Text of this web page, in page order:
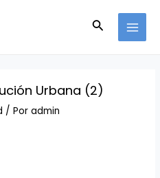
Buscar
Urbana (2)
/ Poradmin